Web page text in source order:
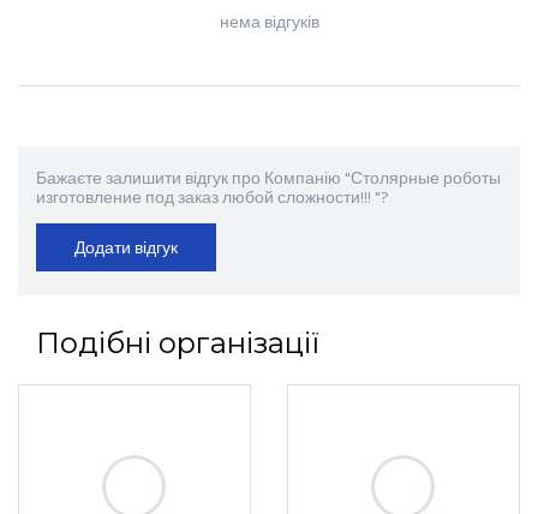
нема відгуків
Бажаєте залишити відгук про Компанію "Столярные роботы
изготовление под заказ любой сложности!!! "?
Додати відгук
Подібні організації